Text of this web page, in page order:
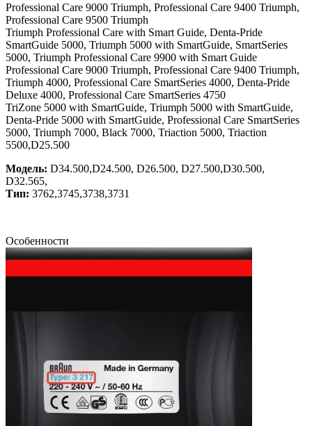
Professional Care 9000 Triumph, Professional Care 9400 Triumph,
Professional Care 9500 Triumph
Triumph Professional Care with Smart Guide, Denta-Pride
SmartGuide 5000, Triumph 5000 with SmartGuide, SmartSeries
5000, Triumph Professional Care 9900 with Smart Guide
Professional Care 9000 Triumph, Professional Care 9400 Triumph,
Triumph 4000, Professional Care SmartSeries 4000, Denta-Pride
Deluxe 4000, Professional Care SmartSeries 4750
TriZone 5000 with SmartGuide, Triumph 5000 with SmartGuide,
Denta-Pride 5000 with SmartGuide, Professional Care SmartSeries
5000, Triumph 7000, Black 7000, Triaction 5000, Triaction
5500,D25.500
Модель: D34.500,D24.500, D26.500, D27.500,D30.500,
D32.565,
Тип: 3762,3745,3738,3731
Особенности